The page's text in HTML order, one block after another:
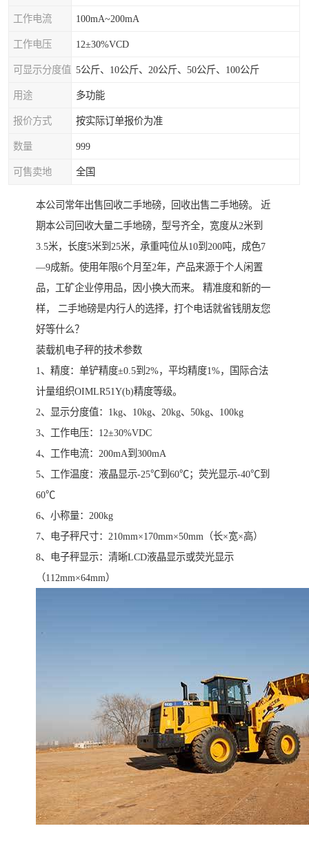
工作电流 100mA~200mA
工作电压 12±30%VCD
可显示分度值 5公斤、10公斤、20公斤、50公斤、100公斤
用途 多功能
报价方式 按实际订单报价为准
数量 999
可售卖地 全国
本公司常年出售回收二手地磅，回收出售二手地磅。 近
期本公司回收大量二手地磅，型号齐全，宽度从2米到
3.5米，长度5米到25米，承重吨位从10到200吨，成色7
—9成新。使用年限6个月至2年，产品来源于个人闲置
品，工矿企业停用品，因小换大而来。 精准度和新的一
样， 二手地磅是内行人的选择，打个电话就省钱朋友您
好等什么？
装载机电子秤的技术参数
1、精度：单铲精度±0.5到2%，平均精度1%，国际合法
计量组织OIMLR51Y(b)精度等级。
2、显示分度值：1kg、10kg、20kg、50kg、100kg
3、工作电压：12±30%VDC
4、工作电流：200mA到300mA
5、工作温度：液晶显示-25℃到60℃；荧光显示-40℃到
60℃
6、小称量：200kg
7、电子秤尺寸：210mm×170mm×50mm（长×宽×高）
8、电子秤显示：清晰LCD液晶显示或荧光显示
（112mm×64mm）